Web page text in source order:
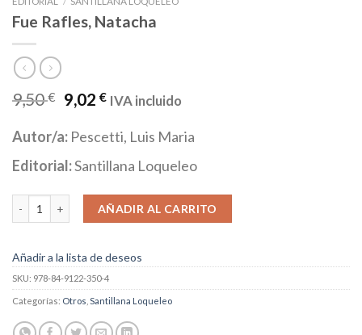
Fue Rafles, Natacha
9,50€ 9,02€ IVA incluido
Autor/a: Pescetti, Luis Maria
Editorial:Santillana Loqueleo
Fue Rafles, Natacha cantidad
AÑADIR AL CARRITO
Añadir a la lista de deseos
SKU: 978-84-9122-350-4
Categorías: Otros Santillana Loqueleo